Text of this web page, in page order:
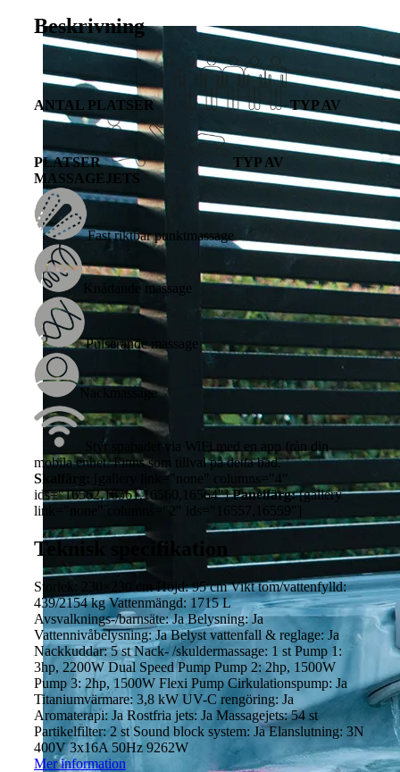
Beskrivning
ANTAL PLATSER TYP AV
PLATSER
TYP AV
MASSAGEJETS
Fast riktbar punktmassage
Knådande massage
Pulserande massage
Nackmassage
Styr spabadet via WiFi med en app från din
mobila enhet. Finns som tillval på detta bad.
Skalfärg:
[gallery link="none" columns="4"
ids="16562,16561,16560,16564"]Panelfärg:[gallery
link="none" columns="2" ids="16557,16559"]
Teknisk specifikation
Storlek: 230×230 cm Höjd: 95 cm Vikt tom/vattenfylld:
439/2154 kg Vattenmängd: 1715 L
Avsvalknings-/barnsäte: Ja Belysning: Ja
Vattennivåbelysning: Ja Belyst vattenfall & reglage: Ja
Nackkuddar: 5 st Nack- /skuldermassage: 1 st Pump 1:
3hp, 2200W Dual Speed Pump Pump 2: 2hp, 1500W
Pump 3: 2hp, 1500W Flexi Pump Cirkulationspump: Ja
Titaniumvärmare: 3,8 kW UV-C rengöring: Ja
Aromaterapi: Ja Rostfria jets: Ja Massagejets: 54 st
Partikelfilter: 2 st Sound block system: Ja Elanslutning: 3N
400V 3x16A 50Hz 9262W
Mer information